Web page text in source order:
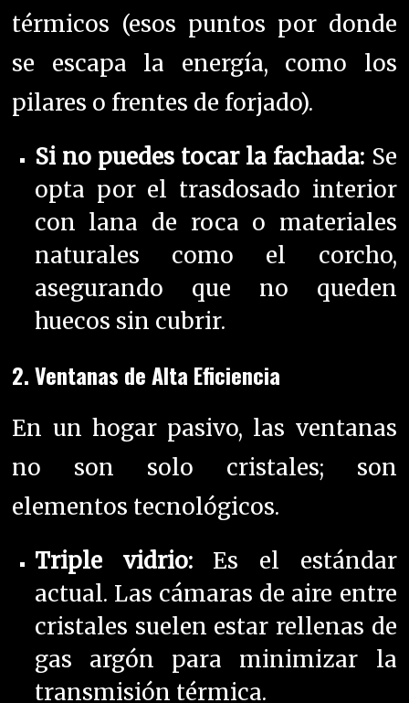
térmicos (esos puntos por donde
se escapa la energía, como los
pilares o frentes de forjado).
Si no puedes tocar la fachada: Se
opta por el trasdosado interior
con lana de roca o materiales
naturales como el corcho,
asegurando que no queden
huecos sin cubrir.
2. Ventanas de Alta Eficiencia
En un hogar pasivo, las ventanas
no son solo cristales; son
elementos tecnológicos.
Triple vidrio:Es el estándar
actual. Las cámaras de aire entre
cristales suelen estar rellenas de
gas argón para minimizar la
transmisión térmica.